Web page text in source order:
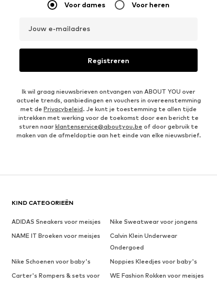
Voor dames Voor heren
Jouw e-mailadres
Registreren
Ik wil graag nieuwsbrieven ontvangen van ABOUT YOU over
actuele trends, aanbiedingen en vouchers in overeenstemming
met de Privacybeleid. Je kunt je toestemming te allen tijde
intrekken met werking voor de toekomst door een bericht te
sturen naar klantenservice@aboutyou.be of door gebruik te
maken van de afmeldoptie aan het einde van elke nieuwsbrief.
KIND CATEGORIEËN
ADIDAS Sneakers voor meisjes
Nike Sweatwear voor jongens
NAME IT Broeken voor meisjes
Calvin Klein Underwear
Ondergoed
Nike Schoenen voor baby's
Noppies Kleedjes voor baby's
Carter's Rompers & sets voor
WE Fashion Rokken voor meisjes